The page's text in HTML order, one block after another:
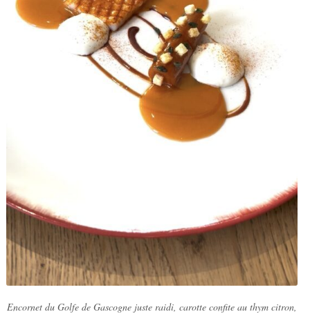
Encornet du Golfe de Gascogne juste raidi, carotte confite au thym citron,